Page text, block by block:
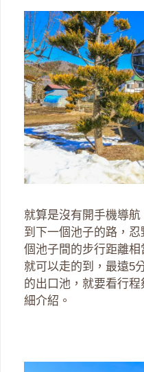
就算是沒有開手機導
到下一個池子的路，
個池子間的步行距離
就可以走的到，最遠5
的出口池，就要看行
細介紹。